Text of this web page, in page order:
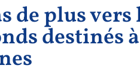
de plus
destinés